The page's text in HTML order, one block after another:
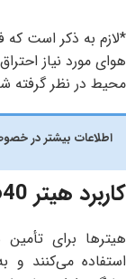
*لازم به ذکر است
هوای مورد نیاز
محیط در نظر گرفته
اطلاعات بیشتر در
کاربرد هیتر 640 انرژی با فن آلمانی
هیترها برای
استفاده می‌کنند و